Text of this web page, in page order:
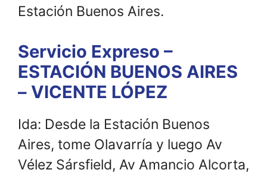
Estación Buenos Aires.
Servicio Expreso –
ESTACIÓN BUENOS AIRES
– VICENTE LÓPEZ
Ida: Desde la Estación Buenos
Aires, tome Olavarría y luego Av
Vélez Sársfield, Av Amancio Alcorta,